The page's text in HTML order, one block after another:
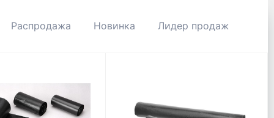
Распродажа Новинка Лидер продаж